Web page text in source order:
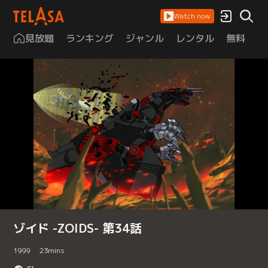
Watch now
見放題 ランキング ジャンル レンタル 無料
ゾイド -ZOIDS- 第34話
1999 23mins